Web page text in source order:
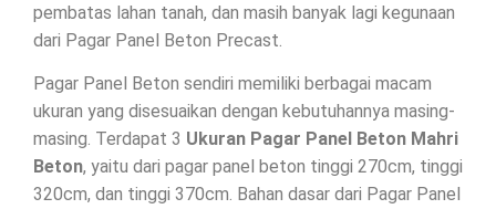
pembatas lahan tanah, dan masih banyak lagi kegunaan
dari Pagar Panel Beton Precast.
Pagar Panel Beton sendiri memiliki berbagai macam
ukuran yang disesuaikan dengan kebutuhannya masing-
masing. Terdapat 3 Ukuran Pagar Panel Beton Mahri
Beton, yaitu dari pagar panel beton tinggi 270cm, tinggi
320cm, dan tinggi 370cm. Bahan dasar dari Pagar Panel